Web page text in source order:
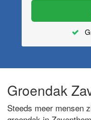
Groendak
Steeds meer mensen